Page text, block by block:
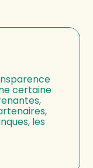
certaine
les